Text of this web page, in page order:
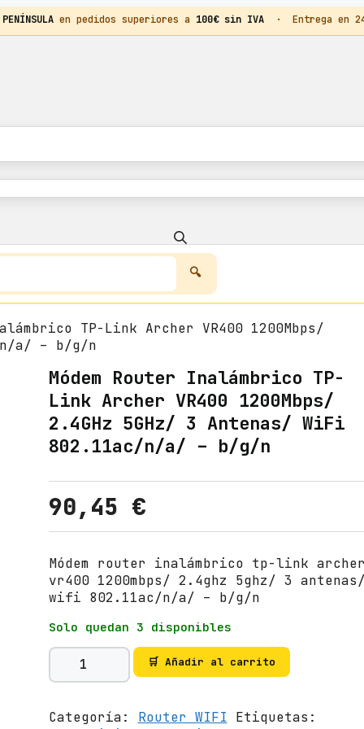
en pedidos superiores a 100€ sin IVA · Entrega en
TP-Link Archer VR400 1200Mbps/
n/a/ – b/g/n
Módem Router Inalámbrico TP-
Link Archer VR400 1200Mbps/
2.4GHz 5GHz/ 3 Antenas/ WiFi
802.11ac/n/a/ – b/g/n
90,45 €
Módem router inalámbrico tp-link
vr400 1200mbps/ 2.4ghz 5ghz/ 3
wifi 802.11ac/n/a/ – b/g/n
Solo quedan 3 disponibles
M
d
m
🛒 Añadir al carrito
Categoría: Router WIFI
Etiquetas: